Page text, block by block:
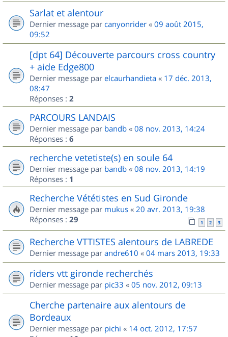
Sarlat et alentour
Dernier message par canyonrider « 09 août 2015,
09:52
[dpt 64] Découverte parcours cross country
+ aide Edge800
Dernier message par elcaurhandieta « 17 déc. 2013,
08:47
Réponses : 2
PARCOURS LANDAIS
Dernier message par bandb « 08 nov. 2013, 14:24
Réponses : 6
recherche vetetiste(s) en soule 64
Dernier message par bandb « 08 nov. 2013, 14:19
Réponses : 1
Recherche Vététistes en Sud Gironde
Dernier message par mukus « 20 avr. 2013, 19:38
Réponses : 29 1 2 3
Recherche VTTISTES alentours de LABREDE
Dernier message par andre610 « 04 mars 2013, 19:33
riders vtt gironde recherchés
Dernier message par pic33 « 05 nov. 2012, 09:13
Cherche partenaire aux alentours de
Bordeaux
Dernier message par pichi « 14 oct. 2012, 17:57